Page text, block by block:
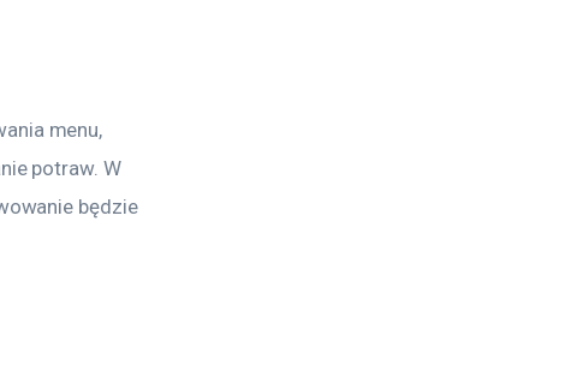
menu,
potraw. W
będzie